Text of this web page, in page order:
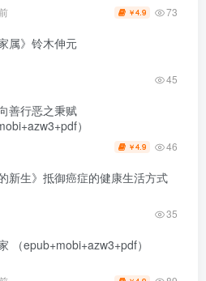
￥4.9 73
属》铃木伸元
45
善行恶之秉赋
）
￥4.9 46
新生》抵御癌症的健康生活方式
35
（epub+mobi+azw3+pdf）